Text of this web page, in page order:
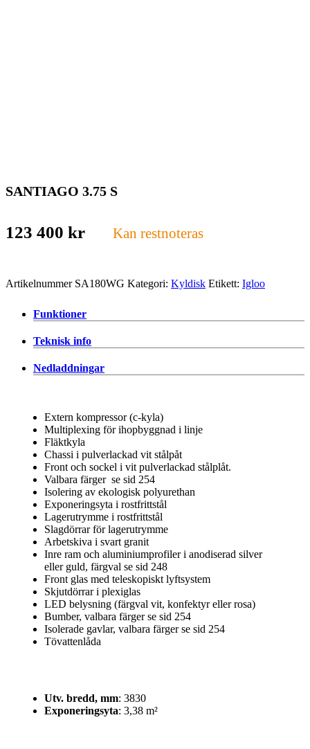
SANTIAGO 3.75 S
123 400 kr Kan restnoteras
Artikelnummer SA180WG Kategori: Kyldisk Etikett: Igloo
Funktioner
Teknisk info
Nedladdningar
Extern kompressor (c-kyla)
Multiplexing för ihopbyggnad i linje
Fläktkyla
Chassi i pulverlackad vit stålpåt
Front och sockel i vit pulverlackad stålplåt.
Valbara färger se sid 254
Isolering av ekologisk polyurethan
Exponeringsyta i rostfrittstål
Lagerutrymme i rostfrittstål
Slagdörrar för lagerutrymme
Arbetskiva i svart granit
Inre ram och aluminiumprofiler i anodiserad silver
eller guld, färgval se sid 248
Front glas med teleskopiskt lyftsystem
Skjutdörrar i plexiglas
LED belysning (färgval vit, konfektyr eller rosa)
Bumber, valbara färger se sid 254
Isolerade gavlar, valbara färger se sid 254
Tövattenlåda
Utv. bredd, mm: 3830
Exponeringsyta: 3,38 m²